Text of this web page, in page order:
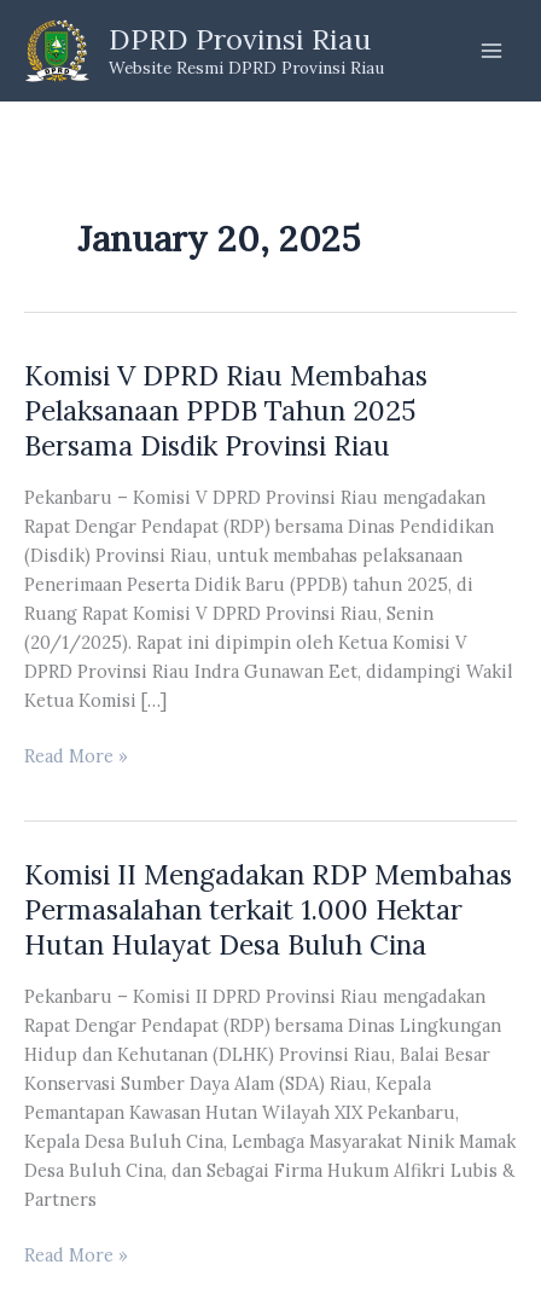
content
DPRD Provinsi Riau
Website Resmi DPRD Provinsi Riau
January 20, 2025
Komisi V DPRD Riau Membahas
Pelaksanaan PPDB Tahun 2025
Bersama Disdik Provinsi Riau
Pekanbaru – Komisi V DPRD Provinsi Riau mengadakan
Rapat Dengar Pendapat (RDP) bersama Dinas Pendidikan
(Disdik) Provinsi Riau, untuk membahas pelaksanaan
Penerimaan Peserta Didik Baru (PPDB) tahun 2025, di
Ruang Rapat Komisi V DPRD Provinsi Riau, Senin
(20/1/2025). Rapat ini dipimpin oleh Ketua Komisi V
DPRD Provinsi Riau Indra Gunawan Eet, didampingi Wakil
Ketua Komisi […]
Komisi
Membahas
Pelaksanaan
Tahun
2025
Bersama
Disdik
Provinsi
Riau
Read More »
Komisi II Mengadakan RDP Membahas
Permasalahan terkait 1.000 Hektar
Hutan Hulayat Desa Buluh Cina
Pekanbaru – Komisi II DPRD Provinsi Riau mengadakan
Rapat Dengar Pendapat (RDP) bersama Dinas Lingkungan
Hidup dan Kehutanan (DLHK) Provinsi Riau, Balai Besar
Konservasi Sumber Daya Alam (SDA) Riau, Kepala
Pemantapan Kawasan Hutan Wilayah XIX Pekanbaru,
Kepala Desa Buluh Cina, Lembaga Masyarakat Ninik Mamak
Desa Buluh Cina, dan Sebagai Firma Hukum Alfikri Lubis &
Partners
Komisi
Read More »